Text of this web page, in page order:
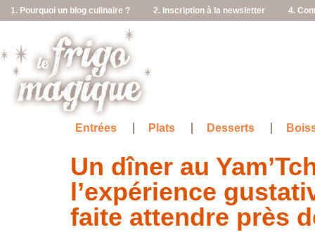
1. Pourquoi un blog culinaire ? 2. Inscription à la newsletter 4.
Entrées Plats Desserts
Un dîner au
l’expérience
faite attendre près